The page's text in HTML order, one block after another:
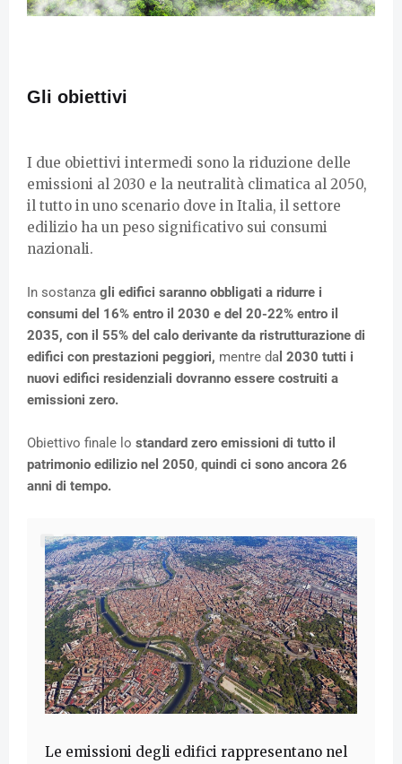
Gli obiettivi
I due obiettivi intermedi sono la riduzione delle
emissioni al 2030 e la neutralità climatica al 2050,
il tutto in uno scenario dove in Italia, il settore
edilizio ha un peso significativo sui consumi
nazionali.
In sostanza gli edifici saranno obbligati a ridurre i
consumi del 16% entro il 2030 e del 20-22% entro il
2035, con il 55% del calo derivante da ristrutturazione di
edifici con prestazioni peggiori, mentre da l 2030 tutti i
nuovi edifici residenziali dovranno essere costruiti a
emissioni zero.
Obiettivo finale lo standard zero emissioni di tutto il
patrimonio edilizio nel 2050, quindi ci sono ancora 26
anni di tempo.
Le emissioni degli edifici rappresentano nel